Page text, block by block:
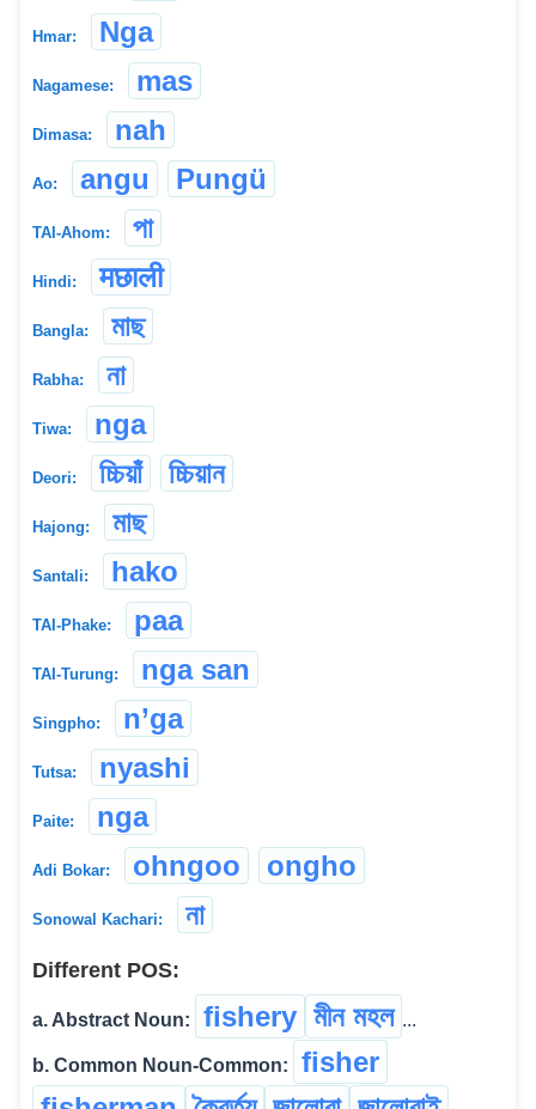
Hmar: Nga
Nagamese: mas
Dimasa: nah
Ao: angu Pungü
TAI-Ahom: পা
Hindi: मछाली
Bangla: মাছ
Rabha: না
Tiwa: nga
Deori: চ্চিয়াঁ চ্চিয়ান
Hajong: মাছ
Santali: hako
TAI-Phake: paa
TAI-Turung: nga san
Singpho: n’ga
Tutsa: nyashi
Paite: nga
Adi Bokar: ohngoo ongho
Sonowal Kachari: না
Different POS:
a. Abstract Noun: fishery মীন মহল ...
b. Common Noun-Common:
fisher